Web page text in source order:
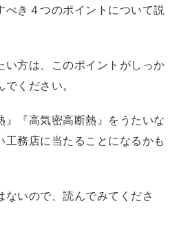
べき４つのポイントについて説
い方は、このポイントがしっか
ください。
』『高気密高断熱』をうたいな
務店に当たることになるかも
いので、読んでみてくださ